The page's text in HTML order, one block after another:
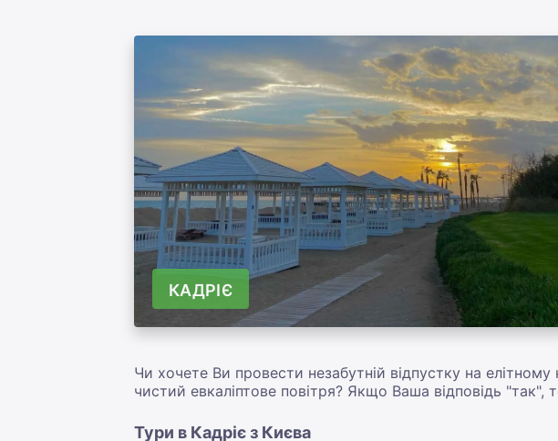
КАДРІЄ
Чи хочете Ви провести незабутній відпустку на
чистий евкаліптове повітря? Якщо Ваша відповідь "так",
Тури в Кадріє з Києва